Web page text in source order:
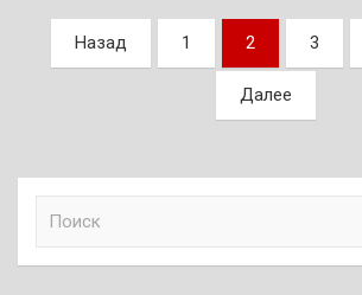
Пагинация
записей
Назад 1 2 3
Далее